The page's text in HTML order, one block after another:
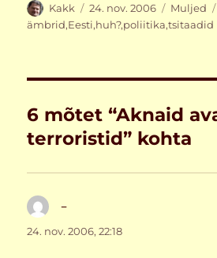
Autor
Kakk Postitatud
24. nov. 2006 Rubriigid
Muljed
ämbrid,Eesti,huh?,poliitika,tsitaadid
6 mõtet “Aknaid
terroristid” kohta
-
24. nov. 2006, 22:18